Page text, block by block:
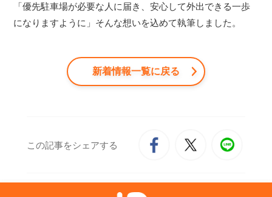
「優先駐車場が必要な人に届き、安心して外出できる一歩
になりますように」そんな想いを込めて執筆しました。
新着情報一覧に戻る
この記事をシェアする